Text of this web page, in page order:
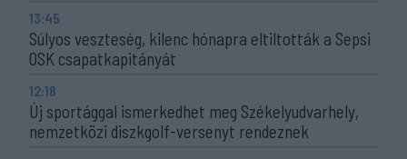
13:45
Súlyos veszteség, kilenc hónapra eltiltották a Sepsi
OSK csapatkapitányát
12:18
Új sportággal ismerkedhet meg Székelyudvarhely,
nemzetközi diszkgolf-versenyt rendeznek